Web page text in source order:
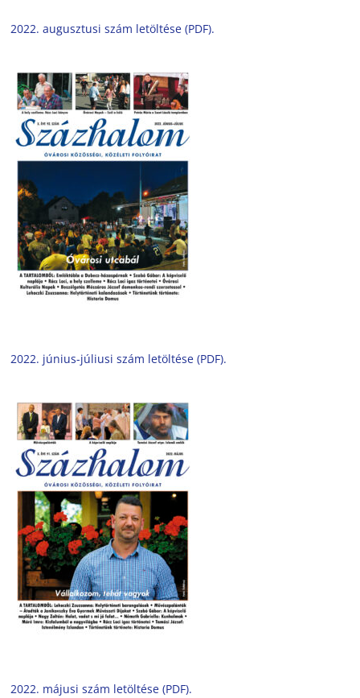
2022. augusztusi szám letöltése (PDF).
2022. június-júliusi szám letöltése (PDF).
2022. májusi szám letöltése (PDF).